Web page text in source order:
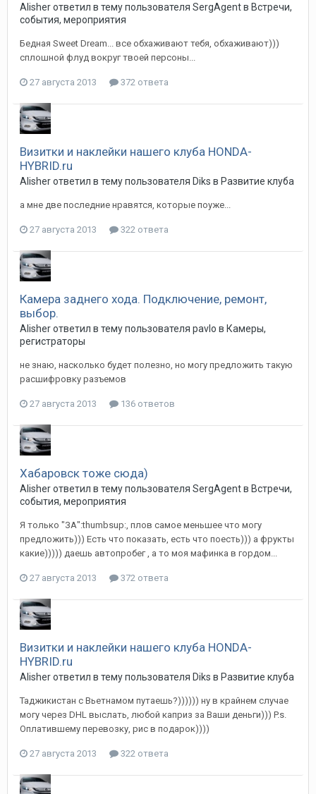
Alisherответил в тему пользователя SergAgentв Встречи,
события, мероприятия
Бедная Sweet Dream... все обхаживают тебя, обхаживают)))
сплошной флуд вокруг твоей персоны...
27 августа 2013 372 ответа
Визитки и наклейки нашего клуба HONDA-
HYBRID.ru
Alisherответил в тему пользователя Diks в Развитие клуба
а мне две последние нравятся, которые поуже...
27 августа 2013 322 ответа
Камера заднего хода. Подключение, ремонт,
выбор.
Alisherответил в тему пользователя pavlo в Камеры,
регистраторы
не знаю, насколько будет полезно, но могу предложить такую
расшифровку разъемов
27 августа 2013 136 ответов
Хабаровск тоже сюда)
Alisherответил в тему пользователя SergAgentв Встречи,
события, мероприятия
Я только "ЗА":thumbsup:, плов самое меньшее что могу
предложить))) Есть что показать, есть что поесть))) а фрукты
какие))))) даешь автопробег , а то моя мафинка в гордом...
27 августа 2013 372 ответа
Визитки и наклейки нашего клуба HONDA-
HYBRID.ru
Alisherответил в тему пользователя Diks в Развитие клуба
Таджикистан с Вьетнамом путаешь?)))))) ну в крайнем случае
могу через DHL выслать, любой каприз за Ваши деньги))) P.s.
Оплатившему перевозку, рис в подарок))))
27 августа 2013 322 ответа